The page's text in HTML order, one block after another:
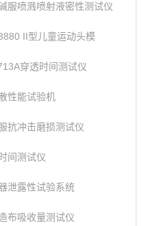
服喷溅喷射液密性测试仪
II型儿童运动头模
穿透时间测试仪
性能试验机
抗冲击磨损测试仪
间测试仪
泄露性试验系统
布吸收量测试仪